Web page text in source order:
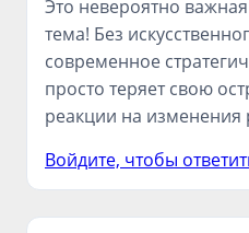
Это невероятно
тема! Без
современное
просто теряет свою
реакции на изменения
Войдите, чтобы